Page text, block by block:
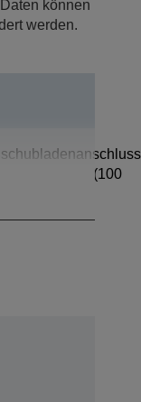
können
werden.
Schnittstelle (100